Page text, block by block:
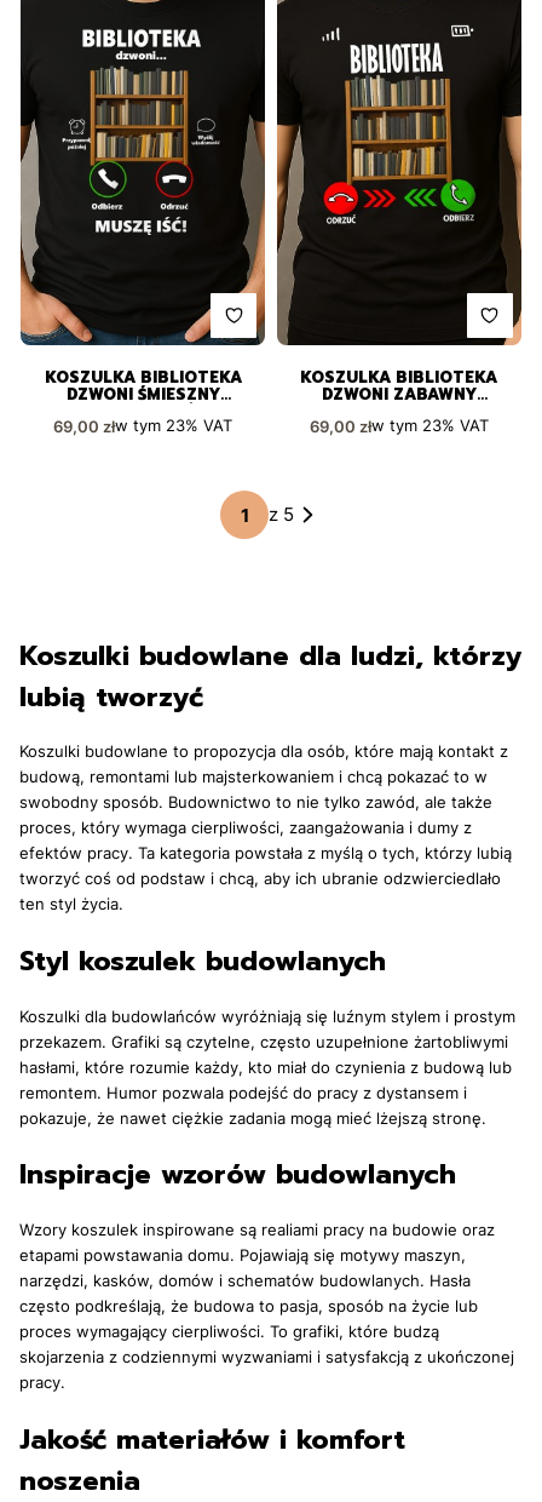
KOSZULKA BIBLIOTEKA
DZWONI ŚMIESZNY
Cena brutto
69,00 złw tym 23%VAT
KOSZULKA BIBLIOTEKA
DZWONI ZABAWNY
Cena brutto
69,00 złw tym 23% VAT
z 5
Koszulki budowlane dla ludzi, którzy
lubią tworzyć
Koszulki budowlane to propozycja dla osób, które mają kontakt z
budową, remontami lub majsterkowaniem i chcą pokazać to w
swobodny sposób. Budownictwo to nie tylko zawód, ale także
proces, który wymaga cierpliwości, zaangażowania i dumy z
efektów pracy. Ta kategoria powstała z myślą o tych, którzy lubią
tworzyć coś od podstaw i chcą, aby ich ubranie odzwierciedlało
ten styl życia.
Styl koszulek budowlanych
Koszulki dla budowlańców wyróżniają się luźnym stylem i prostym
przekazem. Grafiki są czytelne, często uzupełnione żartobliwymi
hasłami, które rozumie każdy, kto miał do czynienia z budową lub
remontem. Humor pozwala podejść do pracy z dystansem i
pokazuje, że nawet ciężkie zadania mogą mieć lżejszą stronę.
Inspiracje wzorów budowlanych
Wzory koszulek inspirowane są realiami pracy na budowie oraz
etapami powstawania domu. Pojawiają się motywy maszyn,
narzędzi, kasków, domów i schematów budowlanych. Hasła
często podkreślają, że budowa to pasja, sposób na życie lub
proces wymagający cierpliwości. To grafiki, które budzą
skojarzenia z codziennymi wyzwaniami i satysfakcją z ukończonej
pracy.
Jakość materiałów i komfort
noszenia